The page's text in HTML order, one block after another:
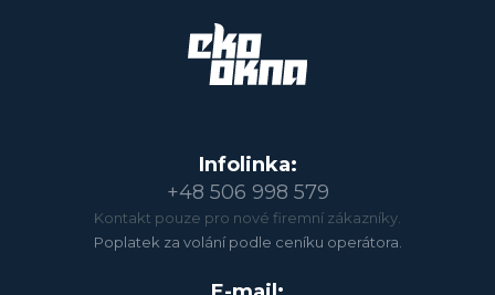
Infolinka:
+48 506 998 579
Kontakt pouze pro nové firemní zákazníky.
Poplatek za volání podle ceníku operátora.